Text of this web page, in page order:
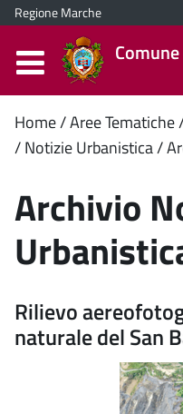
Regione Marche
Contenuto
Home Aree Tematiche
Notizie Urbanistica
Archivio
Rilievo
naturale del San